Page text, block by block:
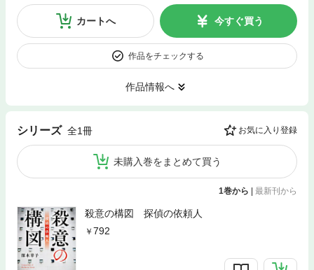
カートへ 今すぐ買う
作品をチェックする
作品情報へ
シリーズ 全1冊 お気に入り登録
未購入巻をまとめて買う
1巻から | 最新刊から
殺意の構図 探偵の依頼人
792